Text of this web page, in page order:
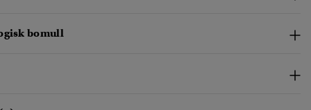
bomull